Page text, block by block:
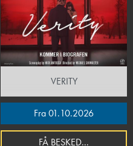
VERITY
Fra 01.10.2026
FÅ BESKED...